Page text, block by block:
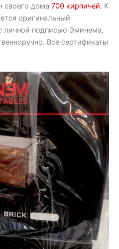
своего дома 700 кирпичей. К
оригинальный
личной подписью Эминема,
Все сертификаты